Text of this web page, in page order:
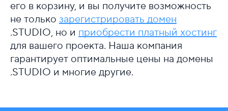
его в корзину, и вы получите возможность
не только зарегистрировать домен
.STUDIO, но и приобрести платный хостинг
для вашего проекта. Наша компания
гарантирует оптимальные цены на домены
.STUDIO и многие другие.